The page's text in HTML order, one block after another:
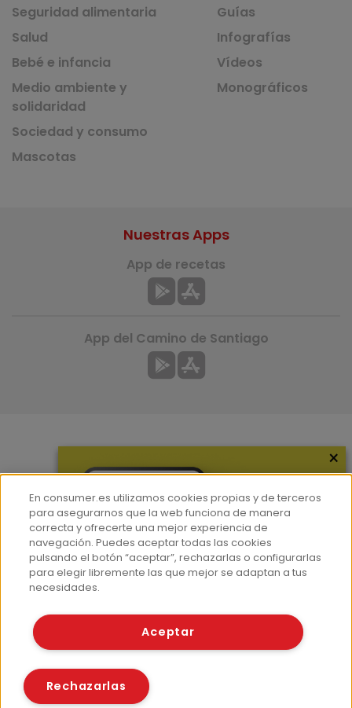
Seguridad alimentaria
Salud
Bebé e infancia
Medio ambiente y
solidaridad
Sociedad y consumo
Mascotas
Guías
Infografías
Vídeos
Monográficos
Hemeroteca
Contacto
Prensa
Corpus Lingüístico Consumer
Nuestras Apps
App de recetas
App del Camino de Santiago
© Fundación EROSKI
Políticas de cookies
×
En consumer.es utilizamos cookies propias y de terceros
para asegurarnos que la web funciona de manera
correcta y ofrecerte una mejor experiencia de
navegación. Puedes aceptar todas las cookies
pulsando el botón “aceptar”, rechazarlas o configurarlas
para elegir libremente las que mejor se adaptan a tus
necesidades.
Aceptar
Rechazarlas